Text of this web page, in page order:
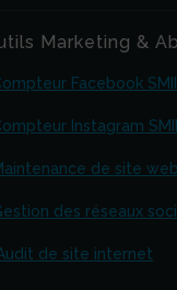
Marketing &
Facebook
Instagram
de site web
des réseaux
de site internet